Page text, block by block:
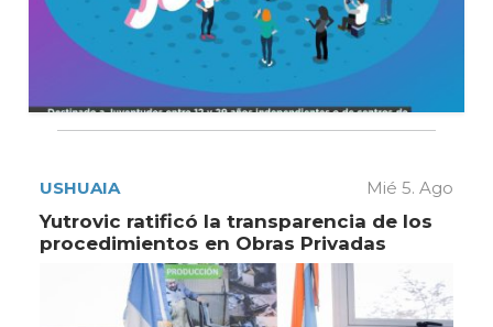
USHUAIA Mié 5. Ago
Yutrovic ratificó la transparencia de los
procedimientos en Obras Privadas